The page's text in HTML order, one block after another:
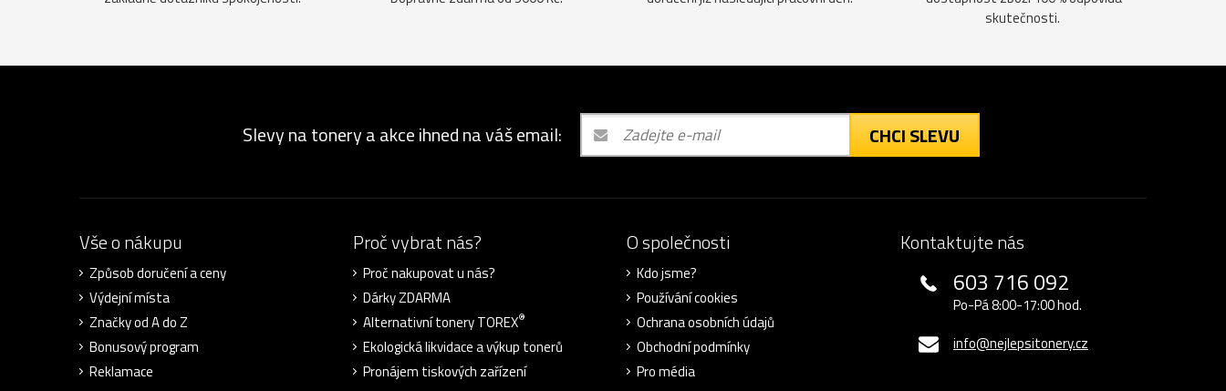
skutečnosti.
Slevy na tonery a akce ihned na váš email: CHCI SLEVU
Vše o nákupu
Způsob doručení a ceny
Výdejní místa
Značky od A do Z
Bonusový program
Reklamace
Proč vybrat nás?
Proč nakupovat u nás?
Dárky ZDARMA
Alternativní tonery TOREX®
Ekologická likvidace a výkup tonerů
Pronájem tiskových zařízení
O společnosti
Kdo jsme?
Používání cookies
Ochrana osobních údajů
Obchodní podmínky
Pro média
Kontaktujte nás
603 716 092
Po-Pá 8:00-17:00 hod.
info@nejlepsitonery.cz